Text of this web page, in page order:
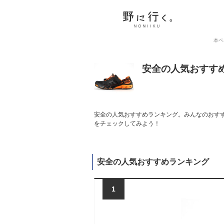
本
安全の人気おすす
安全の人気おすすめランキング。みんなのお
をチェックしてみよう！
安全の人気おすすめランキング
1